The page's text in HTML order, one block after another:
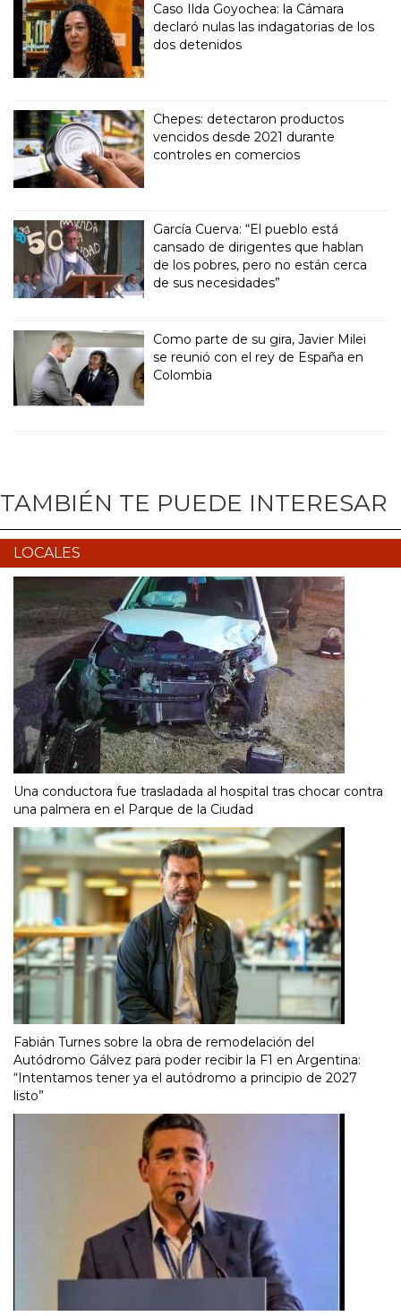
Caso Ilda Goyochea: la Cámara
declaró nulas las indagatorias de los
dos detenidos
Chepes: detectaron productos
vencidos desde 2021 durante
controles en comercios
García Cuerva: “El pueblo está
cansado de dirigentes que hablan
de los pobres, pero no están cerca
de sus necesidades”
Como parte de su gira, Javier Milei
se reunió con el rey de España en
Colombia
TAMBIÉN TE PUEDE INTERESAR
LOCALES
Una conductora fue trasladada al hospital tras chocar contra
una palmera en el Parque de la Ciudad
Fabián Turnes sobre la obra de remodelación del
Autódromo Gálvez para poder recibir la F1 en Argentina:
“Intentamos tener ya el autódromo a principio de 2027
listo”